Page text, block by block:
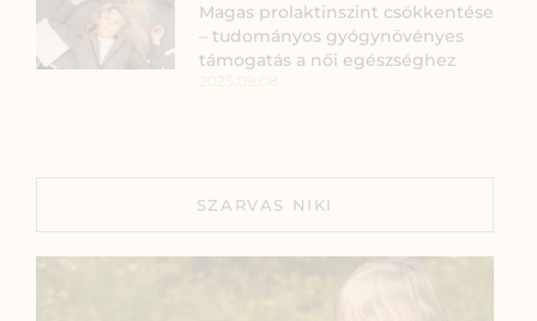
Magas prolaktinszint csökkentése
– tudományos gyógynövényes
támogatás a női egészséghez
SZARVAS NIKI